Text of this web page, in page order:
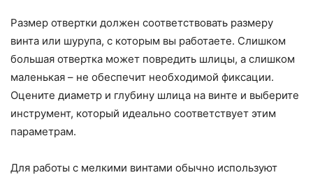
Размер отвертки должен соответствовать размеру
винта или шурупа, с которым вы работаете. Слишком
большая отвертка может повредить шлицы, а слишком
маленькая – не обеспечит необходимой фиксации.
Оцените диаметр и глубину шлица на винте и выберите
инструмент, который идеально соответствует этим
параметрам.
Для работы с мелкими винтами обычно используют